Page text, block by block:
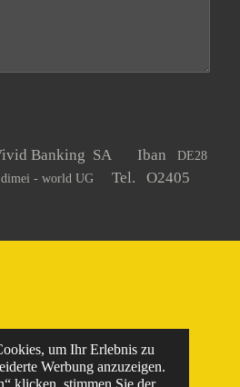
um Ihr Erlebnis zu
Werbung anzuzeigen.
klicken, stimmen Sie der
Banking SA Iban
DE28
dimei - world UG Tel. O2405